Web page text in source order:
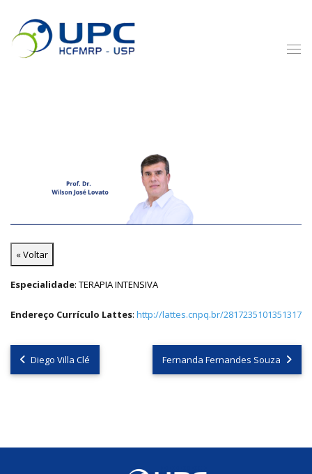
« Voltar
Especialidade: TERAPIA INTENSIVA
Endereço Currículo Lattes: http://lattes.cnpq.br/2817235101351317
Diego Villa Clé Fernanda Fernandes Souza